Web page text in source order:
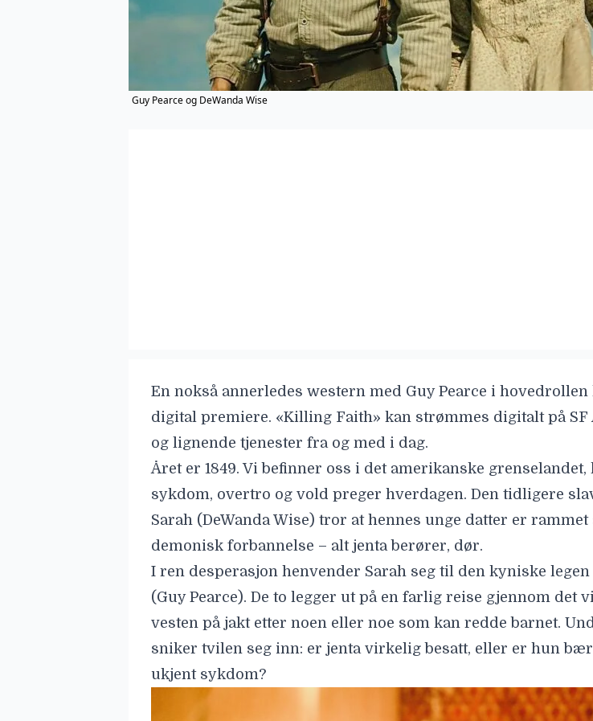
Guy Pearce og DeWanda Wise
En nokså annerledes western med Guy Pearce i hovedrollen
digital premiere. «Killing Faith» kan strømmes digitalt på SF
og lignende tjenester fra og med i dag.
Året er 1849. Vi befinner oss i det amerikanske grenselandet,
sykdom, overtro og vold preger hverdagen. Den tidligere
Sarah (DeWanda Wise) tror at hennes unge datter er rammet
demonisk forbannelse – alt jenta berører, dør.
I ren desperasjon henvender Sarah seg til den kyniske legen
(Guy Pearce). De to legger ut på en farlig reise gjennom det
vesten på jakt etter noen eller noe som kan redde barnet.
sniker tvilen seg inn: er jenta virkelig besatt, eller er hun
ukjent sykdom?